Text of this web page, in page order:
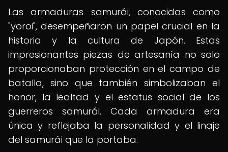
Las armaduras samurái, conocidas como
"yoroi", desempeñaron un papel crucial en la
historia y la cultura de Japón. Estas
impresionantes piezas de artesanía no solo
proporcionaban protección en el campo de
batalla, sino que también simbolizaban el
honor, la lealtad y el estatus social de los
guerreros samurái. Cada armadura era
única y reflejaba la personalidad y el linaje
del samurái que la portaba.